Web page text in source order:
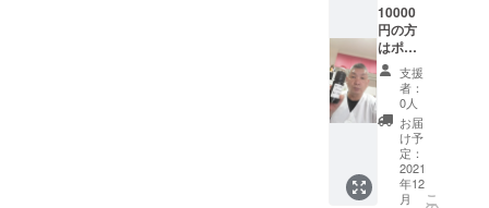
10000
円の方
はポン
酢1ケー
ス12本
入りと
食事券
5000円
を送ら
せてい
ただき
ます送
支援
者：
0人
お届
け予
定：
2021
年12
月
こ